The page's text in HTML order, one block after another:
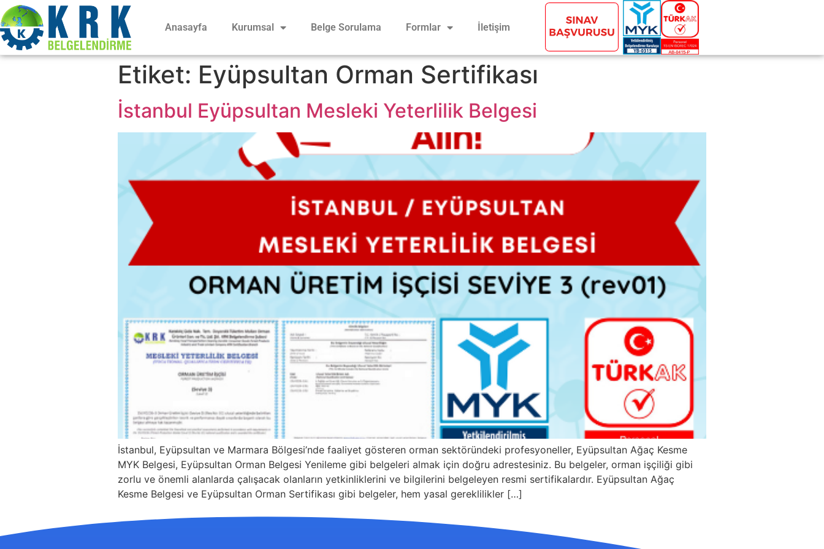
Anasayfa Kurumsal Belge Sorulama Formlar İletişim
Etiket: Eyüpsultan Orman Sertifikası
İstanbul Eyüpsultan Mesleki Yeterlilik Belgesi
İstanbul, Eyüpsultan ve Marmara Bölgesi’nde faaliyet gösteren orman sektöründeki profesyoneller, Eyüpsultan Ağaç Kesme
MYK Belgesi, Eyüpsultan Orman Belgesi Yenileme gibi belgeleri almak için doğru adrestesiniz. Bu belgeler, orman işçiliği gibi
zorlu ve önemli alanlarda çalışacak olanların yetkinliklerini ve bilgilerini belgeleyen resmi sertifikalardır. Eyüpsultan Ağaç
Kesme Belgesi ve Eyüpsultan Orman Sertifikası gibi belgeler, hem yasal gereklilikler […]